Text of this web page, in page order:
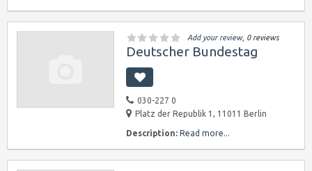
Add your review, 0 reviews
Deutscher Bundestag
030-227 0
Platz der Republik 1, 11011 Berlin
Description: Read more...